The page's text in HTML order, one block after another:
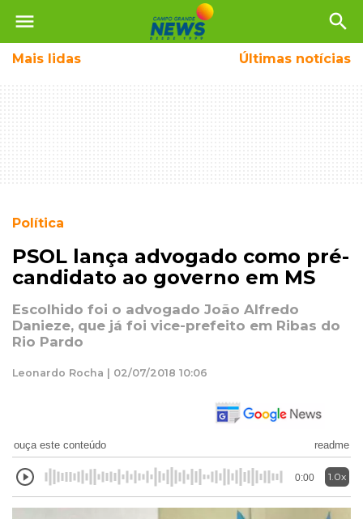
menu search
Mais lidas Últimas notícias
Política
PSOL lança advogado como pré-
candidato ao governo em MS
Escolhido foi o advogado João Alfredo
Danieze, que já foi vice-prefeito em Ribas do
Rio Pardo
Leonardo Rocha | 02/07/2018 10:06
ouça este conteúdo readme
0:00 1.0x